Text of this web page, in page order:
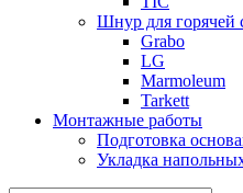
Шнур для горячей
Grabo
LG
Marmoleum
Tarkett
Монтажные работы
Подготовка
Укладка